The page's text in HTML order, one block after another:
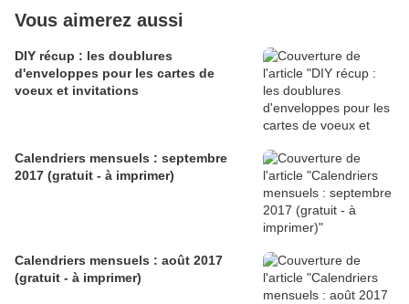
Vous aimerez aussi
DIY récup : les doublures
d'enveloppes pour les cartes de
voeux et invitations
Calendriers mensuels : septembre
2017 (gratuit - à imprimer)
Calendriers mensuels : août 2017
(gratuit - à imprimer)